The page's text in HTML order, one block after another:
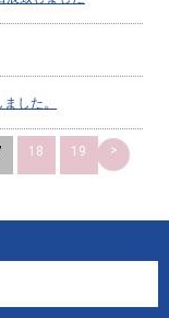
した。
18 19 >